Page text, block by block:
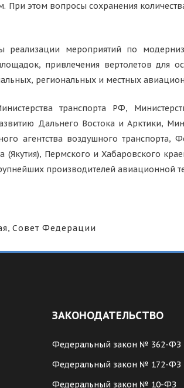
При этом вопросы сохранения
реализации мероприятий по
привлечения вертолетов для
региональных и местных
транспорта РФ,
Дальнего Востока и Арктики,
агентства воздушного транспорта,
Пермского и Хабаровского
производителей авиационной
, Совет Федерации
ЗАКОНОДАТЕЛЬСТВО
Федеральный закон № 362-ФЗ
Федеральный закон № 172-ФЗ
Федеральный закон № 10-ФЗ